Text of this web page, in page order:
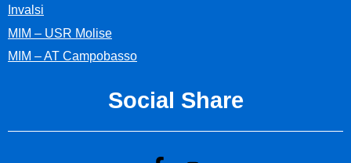
Invalsi
MIM – USR Molise
MIM – AT Campobasso
Social Share